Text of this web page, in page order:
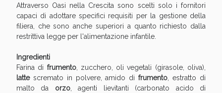
Attraverso Oasi nella Crescita sono scelti solo i fornitori
capaci di adottare specifici requisiti per la gestione della
filiera, che sono anche superiori a quanto richiesto dalla
restrittiva legge per l'alimentazione infantile.
Ingredienti
Farina di frumento, zucchero, oli vegetali (girasole, oliva),
lattescremato in polvere, amido difrumento , estratto di
malto da orzo, agenti lievitanti (carbonato acido di
Vie Urinarie e Prostata: Sconti fino al 45% oggi!